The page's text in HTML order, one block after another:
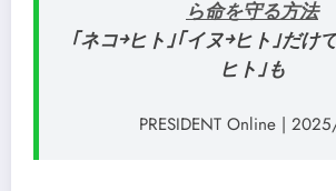
ら命を守る方法
｢ネコ￫ヒト｣｢イヌ￫ヒト｣だけ
ヒト｣も
PRESIDENT Online |